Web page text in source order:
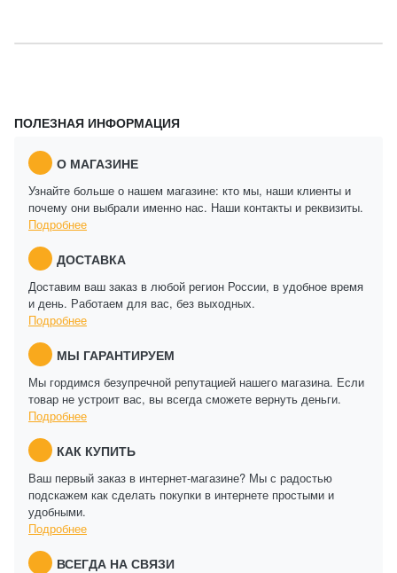
ПОЛЕЗНАЯ ИНФОРМАЦИЯ
О МАГАЗИНЕ
Узнайте больше о нашем магазине: кто мы, наши клиенты и
почему они выбрали именно нас. Наши контакты и реквизиты.
Подробнее
ДОСТАВКА
Доставим ваш заказ в любой регион России, в удобное время
и день. Работаем для вас, без выходных.
Подробнее
МЫ ГАРАНТИРУЕМ
Мы гордимся безупречной репутацией нашего магазина. Если
товар не устроит вас, вы всегда сможете вернуть деньги.
Подробнее
КАК КУПИТЬ
Ваш первый заказ в интернет-магазине? Мы с радостью
подскажем как сделать покупки в интернете простыми и
удобными.
Подробнее
ВСЕГДА НА СВЯЗИ